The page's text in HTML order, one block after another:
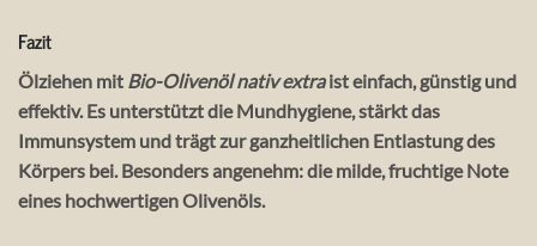
Fazit
Ölziehen mit Bio-Olivenöl nativ extraist einfach, günstig und
effektiv. Es unterstützt die Mundhygiene, stärkt das
Immunsystem und trägt zur ganzheitlichen Entlastung des
Körpers bei. Besonders angenehm: die milde, fruchtige Note
eines hochwertigen Olivenöls.